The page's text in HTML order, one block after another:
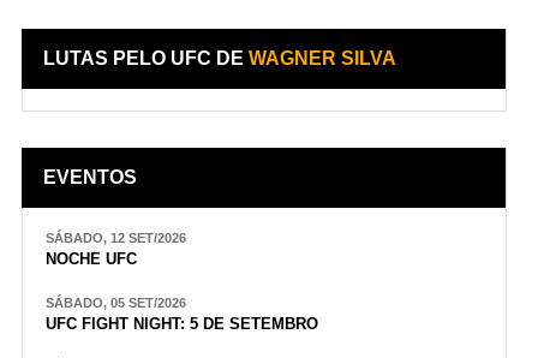
LUTAS PELO UFC DEWAGNER SILVA
EVENTOS
SÁBADO, 12 SET/2026
NOCHE UFC
SÁBADO, 05 SET/2026
UFC FIGHT NIGHT: 5 DE SETEMBRO